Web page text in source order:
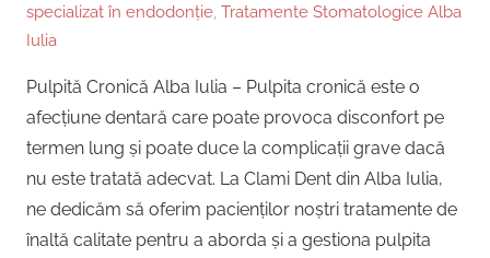
specializat în endodonție Tratamente Stomatologice Alba
Iulia
Pulpită Cronică Alba Iulia – Pulpita cronică este o
afecțiune dentară care poate provoca disconfort pe
termen lung și poate duce la complicații grave dacă
nu este tratată adecvat. La Clami Dent din Alba Iulia,
ne dedicăm să oferim pacienților noștri tratamente de
înaltă calitate pentru a aborda și a gestiona pulpita